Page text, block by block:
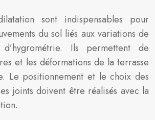
sont indispensables pour
du sol liés aux variations de
Ils permettent de
et les déformations de la terrasse
Le positionnement et le choix des
joints doivent être réalisés avec la